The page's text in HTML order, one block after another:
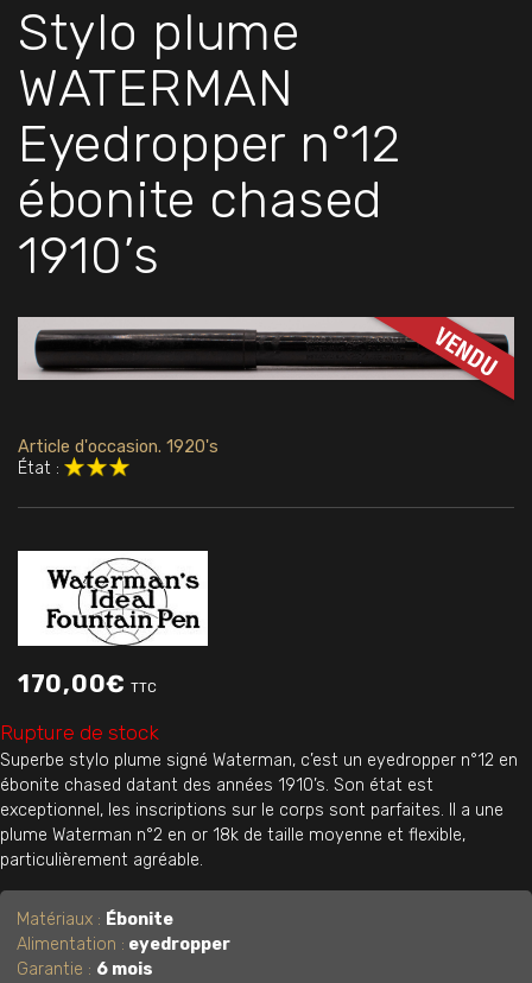
Stylo plume
WATERMAN
Eyedropper n°12
ébonite chased
1910’s
Article d'occasion. 1920's
État :
170,00€ TTC
Rupture de stock
Superbe stylo plume signé Waterman, c’est un eyedropper n°12 en
ébonite chased datant des années 1910’s. Son état est
exceptionnel, les inscriptions sur le corps sont parfaites. Il a une
plume Waterman n°2 en or 18k de taille moyenne et flexible,
particulièrement agréable.
Matériaux : Ébonite
Alimentation : eyedropper
Garantie : 6 mois